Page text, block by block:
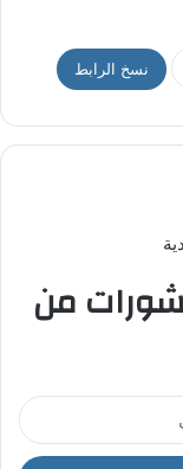
نسخ الرابط
من